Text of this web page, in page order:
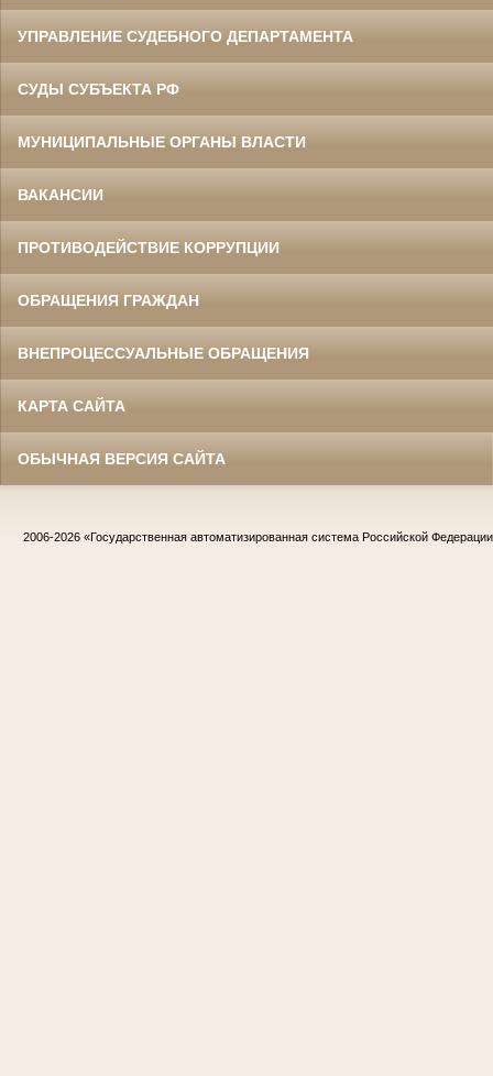
УПРАВЛЕНИЕ СУДЕБНОГО ДЕПАРТАМЕНТА
СУДЫ СУБЪЕКТА РФ
МУНИЦИПАЛЬНЫЕ ОРГАНЫ ВЛАСТИ
ВАКАНСИИ
ПРОТИВОДЕЙСТВИЕ КОРРУПЦИИ
ОБРАЩЕНИЯ ГРАЖДАН
ВНЕПРОЦЕССУАЛЬНЫЕ ОБРАЩЕНИЯ
КАРТА САЙТА
ОБЫЧНАЯ ВЕРСИЯ САЙТА
2006-2026 «Государственная автоматизированная система Российской